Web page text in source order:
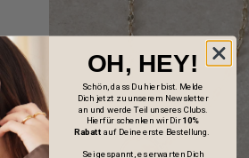
OH, HEY!
Schön, dass Du hier bist. Melde
Dich jetzt zu unserem Newsletter
an und werde Teil unseres Clubs.
Hierfür schenken wir Dir10%
Rabatt auf Deine erste Bestellung.
Sei gespannt, es erwarten Dich